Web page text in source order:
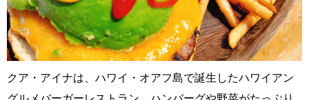
クア・アイナは、ハワイ・オアフ島で誕生したハワイアン